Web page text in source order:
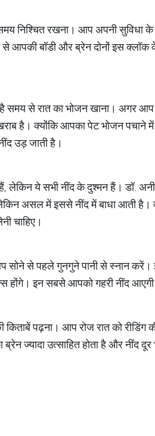
निश्चित रखना। आप अपनी सुविधा
से आपकी बॉडी और ब्रेन दोनों इस
समय से रात का भोजन खाना। अगर
है। क्योंकि आपका पेट भोजन पचाने में
उड़ जाती है।
लेकिन ये सभी नींद के दुश्मन हैं। डॉ.
असल में इससे नींद में बाधा आती है।
चाहिए।​
सोने से पहले गुनगुने पानी से स्नान
होंगे। इन सबसे आपको गहरी नींद
किताबें पढ़ना। आप रोज रात को
ज्यादा उत्साहित होता है और नींद दूर